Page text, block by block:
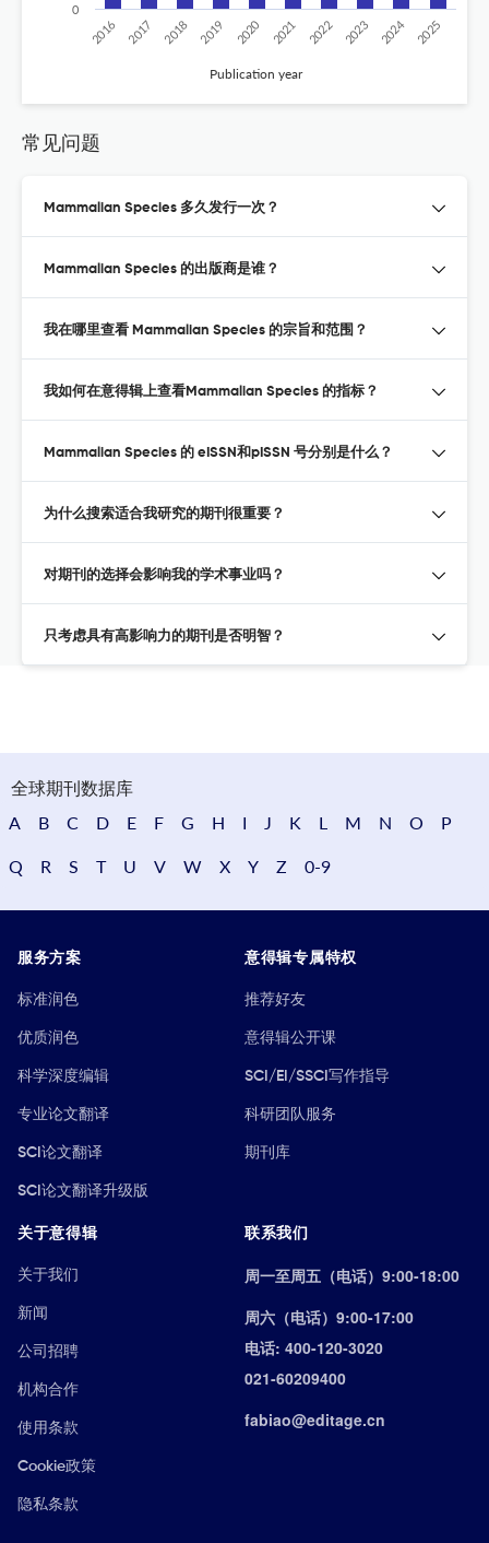
Publication year
2016 2017 2018 2019 2020 2021 2022 2023 2024 2025
0
常见问题
Mammalian Species 多久发行一次？
Mammalian Species 的出版商是谁？
我在哪里查看 Mammalian Species 的宗旨和范围？
我如何在意得辑上查看Mammalian Species 的指标？
Mammalian Species 的 eISSN和pISSN 号分别是什么？
为什么搜索适合我研究的期刊很重要？
对期刊的选择会影响我的学术事业吗？
只考虑具有高影响力的期刊是否明智？
全球期刊数据库
A
B C D E F G H I J K L M N O P
Q R S T U V W X Y Z 0-9